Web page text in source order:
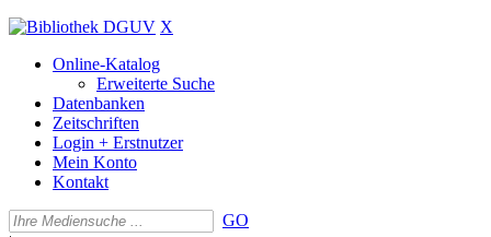
X
Online-Katalog
Erweiterte Suche
Datenbanken
Zeitschriften
Login + Erstnutzer
Mein Konto
Kontakt
GO